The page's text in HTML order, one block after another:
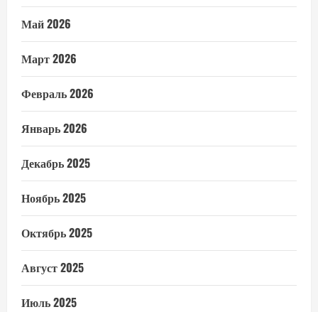
Май 2026
Март 2026
Февраль 2026
Январь 2026
Декабрь 2025
Ноябрь 2025
Октябрь 2025
Август 2025
Июль 2025